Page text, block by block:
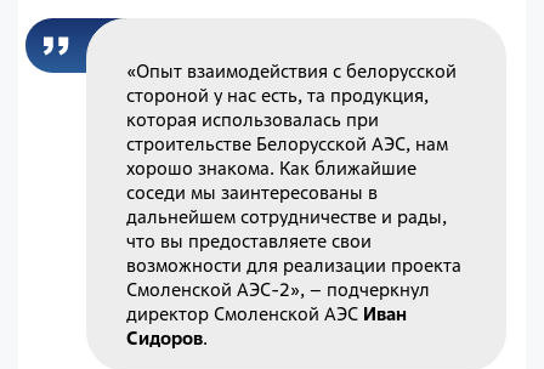
«Опыт взаимодействия с белорусской
стороной у нас есть, та продукция,
которая использовалась при
строительстве Белорусской АЭС, нам
хорошо знакома. Как ближайшие
соседи мы заинтересованы в
дальнейшем сотрудничестве и рады,
что вы предоставляете свои
возможности для реализации проекта
Смоленской АЭС-2»,– подчеркнул
директор Смоленской АЭС Иван
Сидоров.